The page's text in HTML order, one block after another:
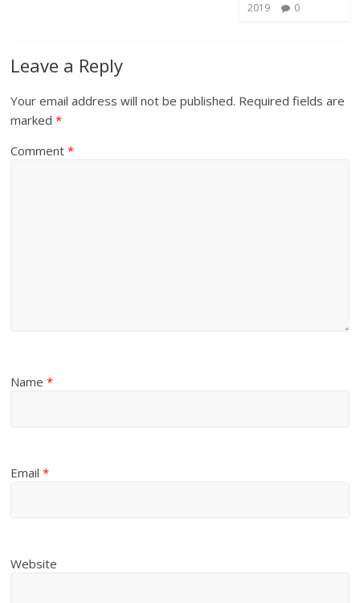
2019
0
Leave a Reply
Your email address will not be published. Required fields are
marked*
Comment*
Name*
Email*
Website